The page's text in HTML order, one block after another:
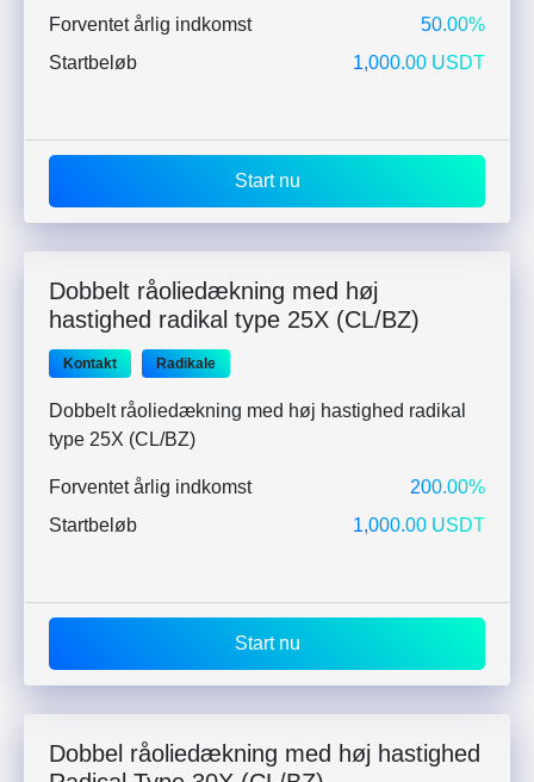
Forventet årlig indkomst
50.00%
Startbeløb
1,000.00 USDT
Start nu
Dobbelt råoliedækning med høj
hastighed radikal type 25X (CL/BZ)
Kontakt Radikale
Dobbelt råoliedækning med høj hastighed radikal
type 25X (CL/BZ)
Forventet årlig indkomst
200.00%
Startbeløb
1,000.00 USDT
Start nu
Dobbel råoliedækning med høj hastighed